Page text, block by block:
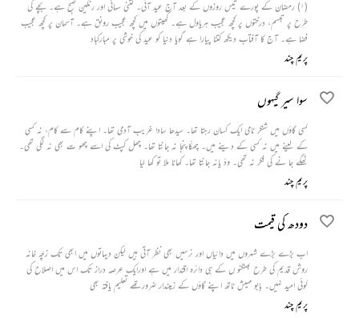
(۱) رمضان کے پورے تیس روزوں کے بعد آج عید آئی۔ کتنی سہانی اور رنگین صبح ہے۔ بچے کی
طرح پر تبسم، درختوں پر کچھ عجیب ہریاول ہے۔ کھیتوں میں کچھ عجیب رونق ہے۔ آسمان پر کچھ عجیب
فضا ہے۔ آج کا آفتاب دیکھ کتنا پیارا ہے گویا دنیا کو عید کی خوشی پر مبارکباد
پریم چند
سوا سیر گیہوں
کسی گاؤں میں شنکر نامی ایک کسان رہتا تھا۔ سیدھا سادا غریب آدمی تھا۔ اپنے کام سے کام، نہ کسی
کے لینے میں نہ کسی کے دینے میں۔ چھکّاپنجا نہ جانتا تھا۔ چھل کپٹ کی اسے چھو ت بھی نہ لگی تھی۔
ٹھگے جا نے کی فکر نہ تھی۔ ودّ یانہ جانتا تھا۔ کھانا ملا تو کھا لیا
پریم چند
دودھ کی قیمت
اب بڑے بڑے شہروں میں دائیاں اور نرسیں بھی نظر آتی ہیں لیکن دیہاتوں میں ابھی تک زچّہ خانہ
روش قدیم کی طرح بھنگنو ں کے ہی دائرہ اقتدار میں ہے اورایک عرصہ دراز تک اس میں اصلاح کی
کوئی امید نہیں۔ بابو مہیش ناتھ اپنے گاؤں کے زمیندار ضرورتھے تعلیم یافتہ بھی
پریم چند